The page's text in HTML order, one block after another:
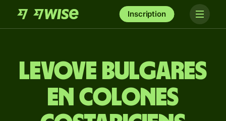
Inscription
Levove bulgares
en colones